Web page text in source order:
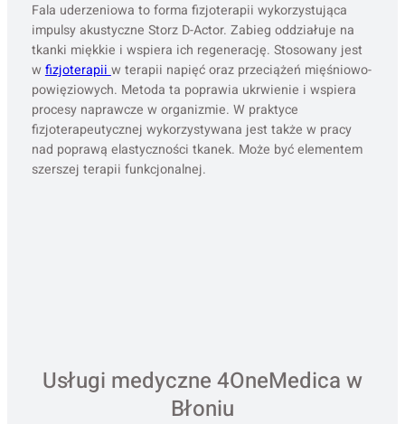
Fala uderzeniowa to forma fizjoterapii wykorzystująca
impulsy akustyczne Storz D-Actor. Zabieg oddziałuje na
tkanki miękkie i wspiera ich regenerację. Stosowany jest
wfizjoterapiiw terapii napięć oraz przeciążeń mięśniowo-
powięziowych. Metoda ta poprawia ukrwienie i wspiera
procesy naprawcze w organizmie. W praktyce
fizjoterapeutycznej wykorzystywana jest także w pracy
nad poprawą elastyczności tkanek. Może być elementem
szerszej terapii funkcjonalnej.
Usługi medyczne 4OneMedica w
Błoniu